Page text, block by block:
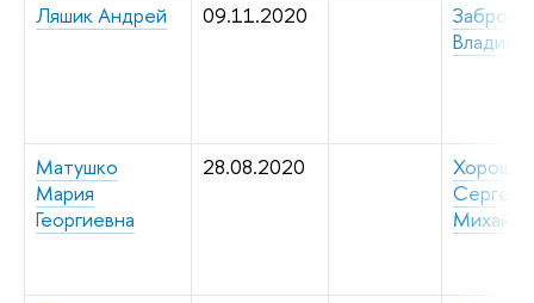
Ляшик Андрей 09.11.2020
Матушко
Мария
Георгиевна
28.08.2020
Сергей